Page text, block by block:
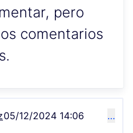
pero
comentarios
05/12/2024 14:06 …